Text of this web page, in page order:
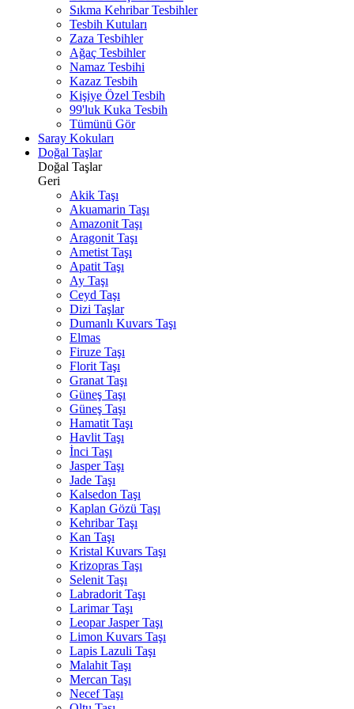
Sıkma Kehribar Tesbihler
Tesbih Kutuları
Zaza Tesbihler
Ağaç Tesbihler
Namaz Tesbihi
Kazaz Tesbih
Kişiye Özel Tesbih
99'luk Kuka Tesbih
Tümünü Gör
Saray Kokuları
Doğal Taşlar
Doğal Taşlar
Geri
Akik Taşı
Akuamarin Taşı
Amazonit Taşı
Aragonit Taşı
Ametist Taşı
Apatit Taşı
Ay Taşı
Ceyd Taşı
Dizi Taşlar
Dumanlı Kuvars Taşı
Elmas
Firuze Taşı
Florit Taşı
Granat Taşı
Güneş Taşı
Güneş Taşı
Hamatit Taşı
Havlit Taşı
İnci Taşı
Jasper Taşı
Jade Taşı
Kalsedon Taşı
Kaplan Gözü Taşı
Kehribar Taşı
Kan Taşı
Kristal Kuvars Taşı
Krizopras Taşı
Selenit Taşı
Labradorit Taşı
Larimar Taşı
Leopar Jasper Taşı
Limon Kuvars Taşı
Lapis Lazuli Taşı
Malahit Taşı
Mercan Taşı
Necef Taşı